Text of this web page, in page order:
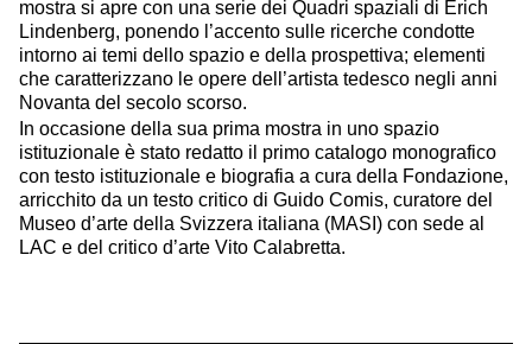
mostra si apre con una serie dei Quadri spaziali di Erich
Lindenberg, ponendo l’accento sulle ricerche condotte
intorno ai temi dello spazio e della prospettiva; elementi
che caratterizzano le opere dell’artista tedesco negli anni
Novanta del secolo scorso.
In occasione della sua prima mostra in uno spazio
istituzionale è stato redatto il primo catalogo monografico
con testo istituzionale e biografia a cura della Fondazione,
arricchito da un testo critico di Guido Comis, curatore del
Museo d’arte della Svizzera italiana (MASI) con sede al
LAC e del critico d’arte Vito Calabretta.